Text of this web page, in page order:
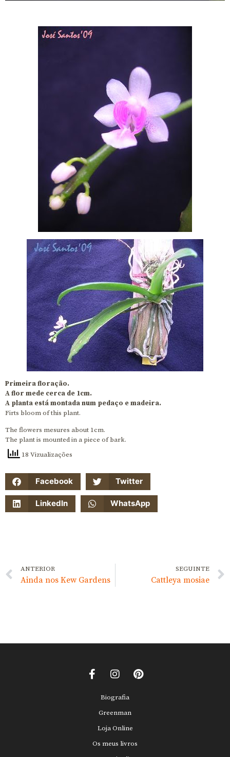
Primeira floração.
A flor mede cerca de 1cm.
A planta está montada num pedaço e madeira.
Firts bloom of this plant.
The flowers mesures about 1cm.
The plant is mounted in a piece of bark.
18 Vizualizações
Facebook Twitter
LinkedIn WhatsApp
ANTERIOR
Ainda nos Kew Gardens
SEGUINTE
Cattleya mosiae
Biografia
Greenman
Loja Online
Os meus livros